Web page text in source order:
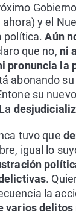
y el
política.Aún
que no, ni
pronuncia la
abonando
su
tuvo que
igual lo
.
la
varios delitos